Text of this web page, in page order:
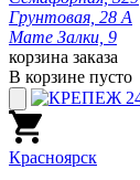
Грунтовая, 28 А
Мате Залки, 9
корзина заказа
В корзине пусто
Красноярск